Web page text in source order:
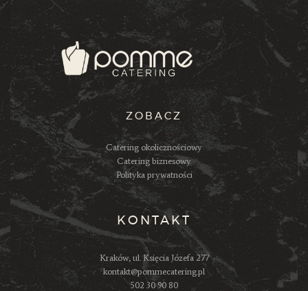
ZOBACZ
Catering okolicznościowy
Catering biznesowy
Polityka prywatności
KONTAKT
Kraków, ul. Księcia Józefa 277
kontakt@pommecatering.pl
502 30 90 80